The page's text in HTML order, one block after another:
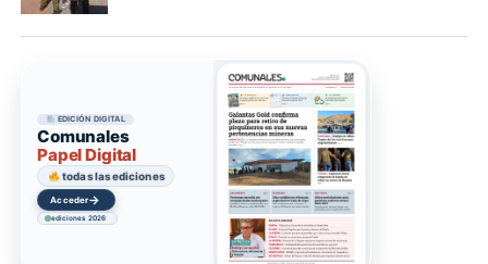
EDICIÓN DIGITAL
Comunales
Papel Digital
todas las ediciones
Acceder→
ediciones 2026